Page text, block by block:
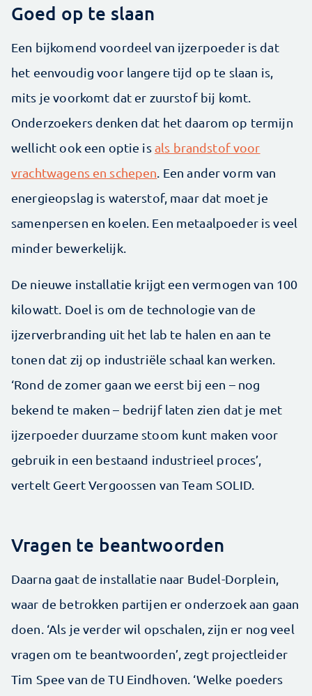
Goed op te slaan
Een bijkomend voordeel van ijzerpoeder is dat
het eenvoudig voor langere tijd op te slaan is,
mits je voorkomt dat er zuurstof bij komt.
Onderzoekers denken dat het daarom op termijn
wellicht ook een optie isals brandstof voor
vrachtwagens en schepen . Een ander vorm van
energieopslag is waterstof, maar dat moet je
samenpersen en koelen. Een metaalpoeder is veel
minder bewerkelijk.
De nieuwe installatie krijgt een vermogen van 100
kilowatt. Doel is om de technologie van de
ijzerverbranding uit het lab te halen en aan te
tonen dat zij op industriële schaal kan werken.
‘Rond de zomer gaan we eerst bij een – nog
bekend te maken – bedrijf laten zien dat je met
ijzerpoeder duurzame stoom kunt maken voor
gebruik in een bestaand industrieel proces’,
vertelt Geert Vergoossen van Team SOLID.
Vragen te beantwoorden
Daarna gaat de installatie naar Budel-Dorplein,
waar de betrokken partijen er onderzoek aan gaan
doen. ‘Als je verder wil opschalen, zijn er nog veel
vragen om te beantwoorden’, zegt projectleider
Tim Spee van de TU Eindhoven. ‘Welke poeders